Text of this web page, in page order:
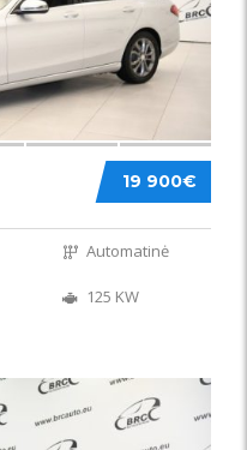
19 900€
Automatinė
125 KW